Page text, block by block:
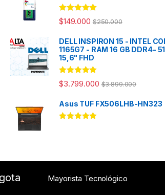
Rated 5.00
out of 5
$149.000 $250.000
DELL INSPIRON 15 - INTEL
1165G7 - RAM 16 GB DDR4-
15,6" FHD
Rated5.00
out of 5
$3.799.000 $3.899.000
Asus TUF FX506LHB-HN323
Mayorista Tecnológico